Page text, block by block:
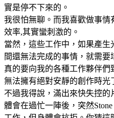
實是停不下來的。
我很怕無聊。而我喜歡做事
效率,其實蠻刺激的。
當然，這些工作中，如果產
間還無法完成的事情，就需
真的要向我的各種工作夥伴
無法擁有絕對安靜的創作時光
不過我得說，滿出來快失控
體會在過忙一陣後，突然